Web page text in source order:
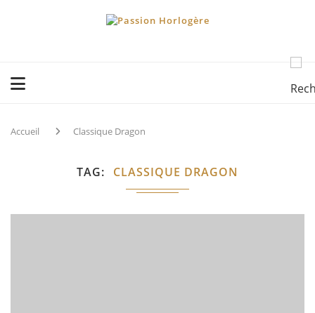
Accueil Classique Dragon
TAG CLASSIQUE DRAGON